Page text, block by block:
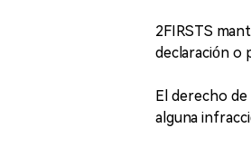
2FIRSTS
declaración o
El derecho
alguna